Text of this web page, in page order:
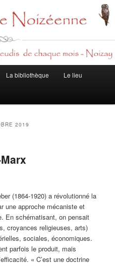
La bibliothèque Le lieu
2019
(1864-1920) a révolutionné la
une approche mécaniste et
En schématisant, on pensait
croyances religieuses, arts)
sociales, économiques.
parfois le produit, mais
« C’est une doctrine